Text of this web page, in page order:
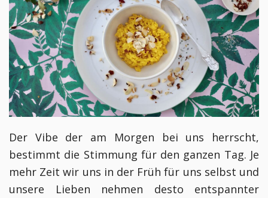
Der Vibe der am Morgen bei uns herrscht,
bestimmt die Stimmung für den ganzen Tag. Je
mehr Zeit wir uns in der Früh für uns selbst und
unsere Lieben nehmen desto entspannter